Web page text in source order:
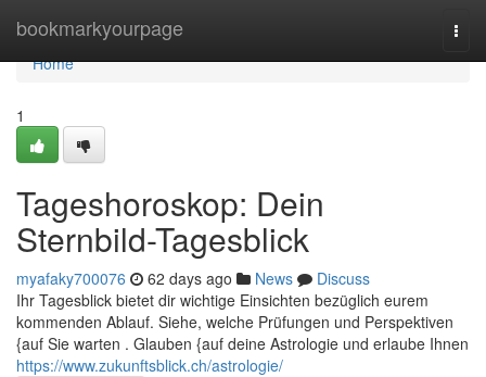
bookmarkyourpage
Home
Home
1
Tageshoroskop: Dein
Sternbild-Tagesblick
myafaky700076 62 days ago News
Discuss
Ihr Tagesblick bietet dir wichtige Einsichten bezüglich eurem
kommenden Ablauf. Siehe, welche Prüfungen und Perspektiven
{auf Sie warten . Glauben {auf deine Astrologie und erlaube Ihnen
https://www.zukunftsblick.ch/astrologie/